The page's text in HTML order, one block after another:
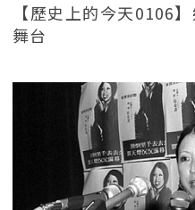
【歷史上的今天0106
舞台